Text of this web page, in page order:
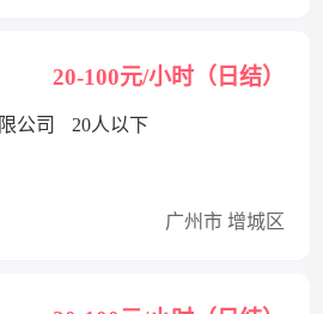
20-100元/小时（日结）
公司 20人以下
广州市 增城区